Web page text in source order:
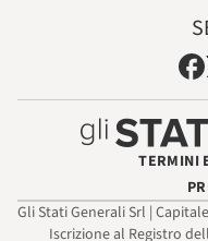
TERMINI
Gli Stati Generali Srl |
Iscrizione al Registro